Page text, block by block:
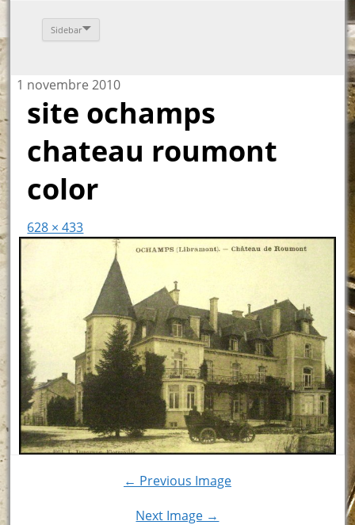
Sidebar
1 novembre 2010
site ochamps
chateau roumont
color
628 × 433
← Previous Image
Next Image →